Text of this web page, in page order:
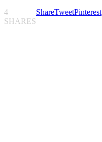
4
SHARES
ShareTweetPinterest